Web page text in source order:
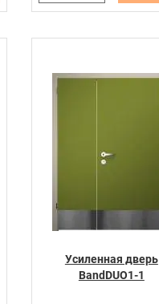
Усиленная дверь
BandDUO1-1